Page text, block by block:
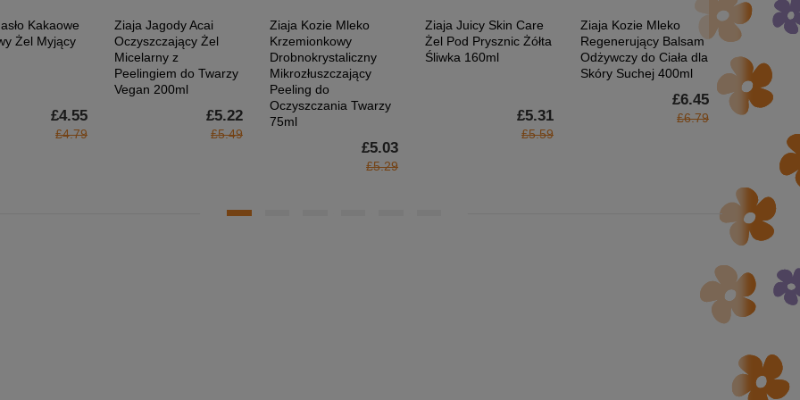
Kakaowe
Żel Myjący
£4.55
£4.79
Ziaja Jagody Acai
Oczyszczający Żel
Micelarny z
Peelingiem do Twarzy
Vegan 200ml
£5.22
£5.49
Ziaja Kozie Mleko
Krzemionkowy
Drobnokrystaliczny
Mikrozłuszczający
Peeling do
Oczyszczania Twarzy
75ml
£5.03
£5.29
Ziaja Juicy Skin Care
Żel Pod Prysznic Żółta
Śliwka 160ml
£5.31
£5.59
Ziaja Kozie Mleko
Regenerujący Balsam
Odżywczy do Ciała dla
Skóry Suchej 400ml
£6.45
£6.79
Ziaja
Peeling do
Kwasem
55ml